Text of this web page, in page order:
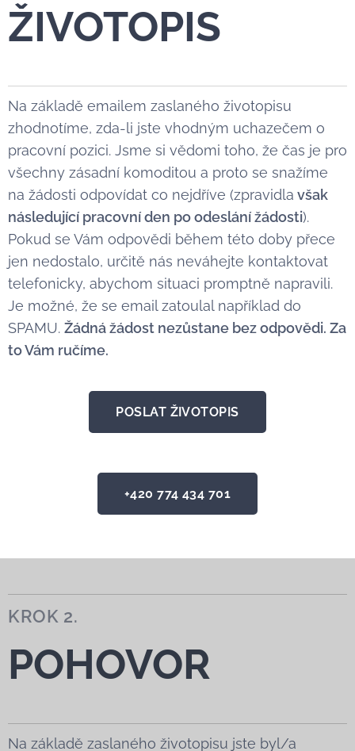
ŽIVOTOPIS
Na základě emailem zaslaného životopisu
zhodnotíme, zda-li jste vhodným uchazečem o
pracovní pozici. Jsme si vědomi toho, že čas je pro
všechny zásadní komoditou a proto se snažíme
na žádosti odpovídat co nejdříve (zpravidla však
následující pracovní den po odeslání žádosti).
Pokud se Vám odpovědi během této doby přece
jen nedostalo, určitě nás neváhejte kontaktovat
telefonicky, abychom situaci promptně napravili.
Je možné, že se email zatoulal například do
SPAMU. Žádná žádost nezůstane bez odpovědi. Za
to Vám ručíme.
POSLAT ŽIVOTOPIS
+420 774 434 701
KROK 2.
POHOVOR
Na základě zaslaného životopisu jste byl/a